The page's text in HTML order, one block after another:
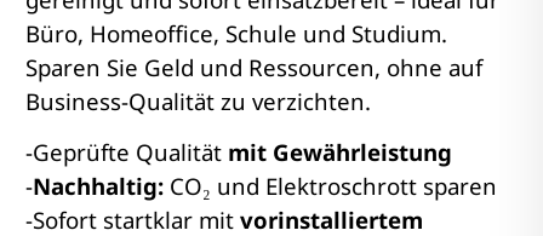
Büro, Homeoffice, Schule und Studium.
Sparen Sie Geld und Ressourcen, ohne auf
Business-Qualität zu verzichten.
-Geprüfte Qualität mit Gewährleistung
-Nachhaltig: CO₂ und Elektroschrott sparen
-Sofort startklar mit vorinstalliertem